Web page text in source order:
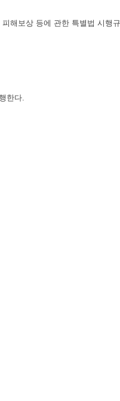
해보상 등에 관한 특별법 시행
한다.